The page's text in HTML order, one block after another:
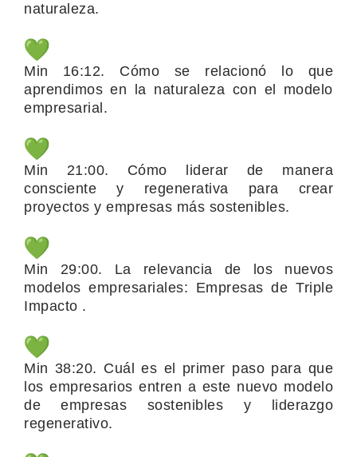
naturaleza.
Min 16:12. Cómo se relacionó lo que
aprendimos en la naturaleza con el modelo
empresarial.
Min 21:00. Cómo liderar de manera
consciente y regenerativa para crear
proyectos y empresas más sostenibles.
Min 29:00. La relevancia de los nuevos
modelos empresariales: Empresas de Triple
Impacto .
Min 38:20. Cuál es el primer paso para que
los empresarios entren a este nuevo modelo
de empresas sostenibles y liderazgo
regenerativo.